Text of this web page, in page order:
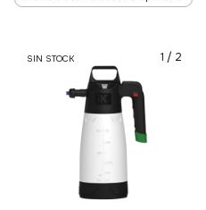
1 / 2
SIN STOCK